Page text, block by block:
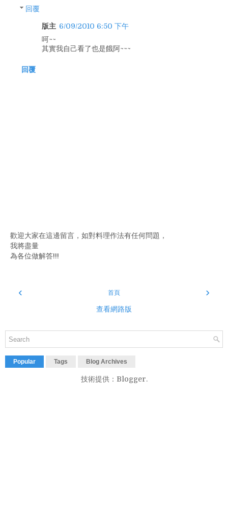
回覆
版主 6/09/2010 6:50 下午
呵~~
其實我自己看了也是餓阿~~~
回覆
歡迎大家在這邊留言，如對料理作法有任何問題，
我將盡量
為各位做解答!!!
‹ ›
首頁
查看網路版
Popular Tags Blog Archives
技術提供： Blogger.